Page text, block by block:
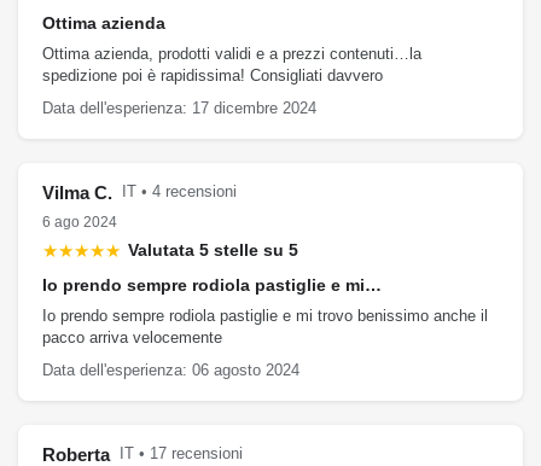
Ottima azienda
Ottima azienda, prodotti validi e a prezzi contenuti…la
spedizione poi è rapidissima! Consigliati davvero
Data dell'esperienza: 17 dicembre 2024
Vilma C.
IT • 4 recensioni
6 ago 2024
★★★★★ Valutata 5 stelle su 5
Io prendo sempre rodiola pastiglie e mi…
Io prendo sempre rodiola pastiglie e mi trovo benissimo anche il
pacco arriva velocemente
Data dell'esperienza: 06 agosto 2024
Roberta
IT • 17 recensioni